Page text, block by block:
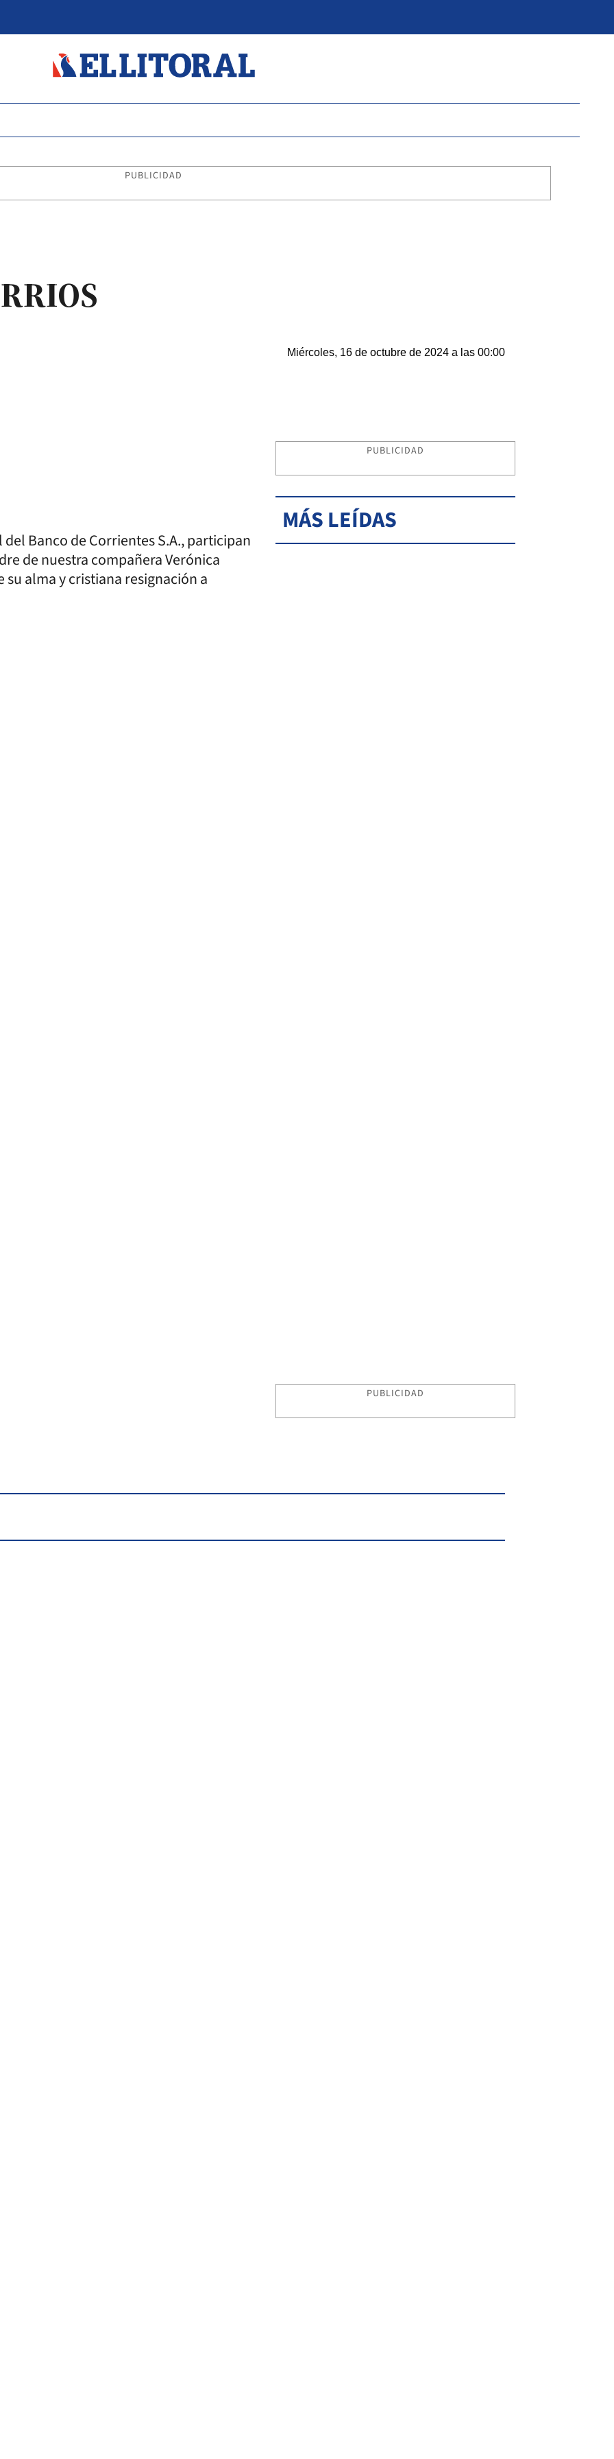
PUBLICIDAD
Miércoles, 16 de octubre de 2024 a las 00:00
Banco de Corrientes S.A., participan
de nuestra compañera Verónica
alma y cristiana resignación a
PUBLICIDAD
MÁS LEÍDAS
PUBLICIDAD